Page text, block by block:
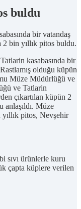
buldu
bir vatandaş
2 bin yıllık pitos buldu.
kasabasında bir
olduğu küpün
Müze Müdürlüğü ve
ve Tatlarin
çıkartılan küpün 2
anlaşıldı. Müze
pitos, Nevşehir
sıvı ürünlerle kuru
çapta küplere verilen